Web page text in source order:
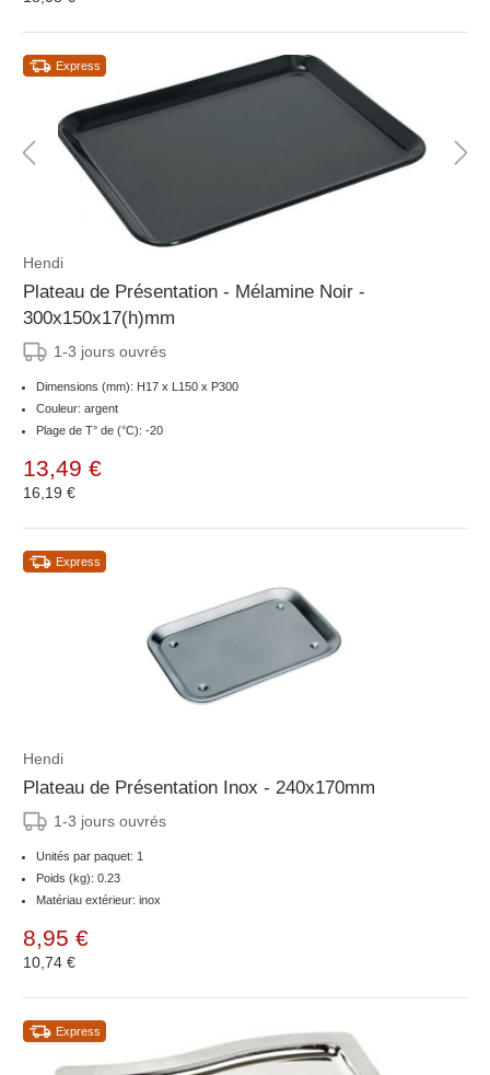
Express
Hendi
Plateau de Présentation - Mélamine Noir -
300x150x17(h)mm
1-3 jours ouvrés
Dimensions (mm): H17 x L150 x P300
Couleur: argent
Plage de T° de (°C): -20
13,49 €
16,19 €
Express
Hendi
Plateau de Présentation Inox - 240x170mm
1-3 jours ouvrés
Unités par paquet: 1
Poids (kg): 0.23
Matériau extérieur: inox
8,95 €
10,74 €
Express